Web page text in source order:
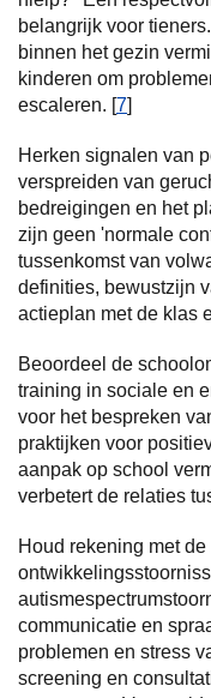
belangrijk voor
binnen het gezin
kinderen om
escaleren. [7]
Herken signalen van
verspreiden van
bedreigingen en het
zijn geen 'normale
tussenkomst van
definities, bewustzijn
actieplan met de klas
Beoordeel de
training in sociale en
voor het bespreken
praktijken voor
aanpak op school
verbetert de relaties
Houd rekening met
communicatie en
problemen en stress
screening en